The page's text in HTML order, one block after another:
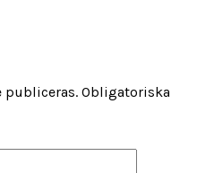
publiceras. Obligatoriska